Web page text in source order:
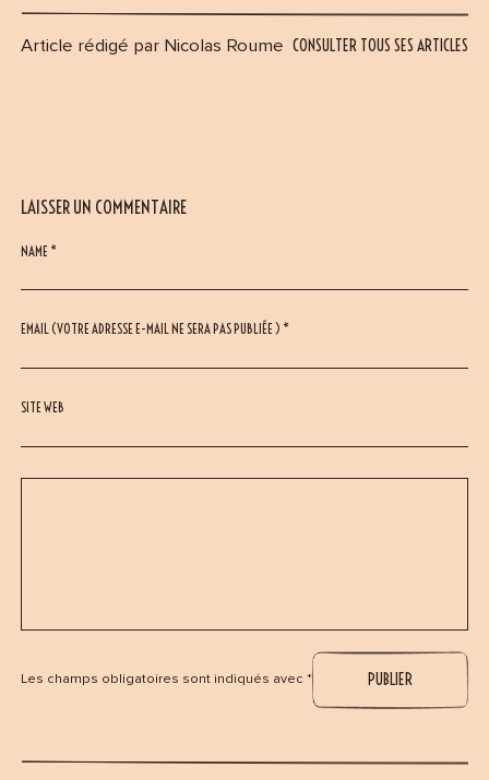
Article rédigé par Nicolas Roume CONSULTER TOUS SES ARTICLES
LAISSER UN COMMENTAIRE
NAME *
EMAIL (VOTRE ADRESSE E-MAIL NE SERA PAS PUBLIÉE ) *
SITE WEB
Les champs obligatoires sont indiqués avec *